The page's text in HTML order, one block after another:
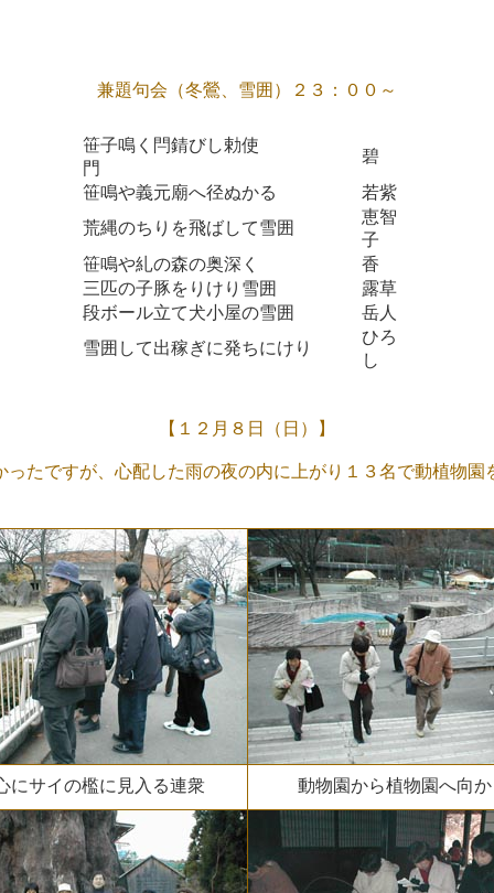
兼題句会（冬鶯、雪囲）２３：００～
笹子鳴く閂錆びし勅使
門
碧
笹鳴や義元廟へ径ぬかる
若紫
荒縄のちりを飛ばして雪囲
恵智
子
笹鳴や糺の森の奥深く
香
三匹の子豚をりけり雪囲
露草
段ボール立て犬小屋の雪囲
岳人
雪囲して出稼ぎに発ちにけり
ひろ
し
【１２月８日（日）】
ですが、心配した雨の夜の内に上がり１３名で動植物園
にサイの檻に見入る連衆 動物園から植物園へ向